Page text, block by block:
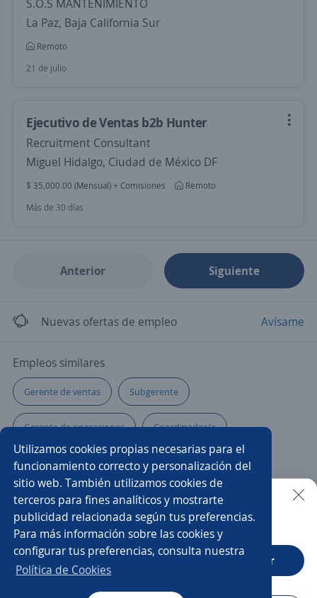
Utilizamos cookies propias necesarias para el
funcionamiento correcto y personalización del
sitio web. También utilizamos cookies de
terceros para fines analíticos y mostrarte
publicidad relacionada según tus preferencias.
Para más información sobre las cookies y
configurar tus preferencias, consulta nuestra
Política de Cookies
S.O.S MANTENIMIENTO
La Paz, Baja California Sur
Remoto
21 de julio
Ejecutivo de Ventas b2b Hunter
Recruitment Consultant
Miguel Hidalgo, Ciudad de México DF
$ 35,000.00 (Mensual) + Comisiones
Remoto
Más de 30 días
Anterior Siguiente
Nuevas ofertas de empleo Avísame
Empleos similares
Gerente de ventas Subgerente
Gerente de operaciones Coordinador/a
Gerente financiero Asesor/a financiero
Coordinación Asesor/a Supervisor/a
Cajero banco Cobranza domiciliaria
Agente seguros
Buscar es más fácil en la app
CT App Abrir